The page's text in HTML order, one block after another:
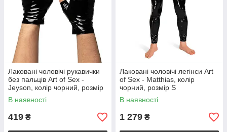
Лаковані чоловічі рукавички
без пальців Art of Sex -
Jeyson, колір чорний, розмір
L
В наявності
419 ₴
Лаковані чоловічі легінси Art
of Sex - Matthias, колір
чорний, розмір S
В наявності
1 279 ₴